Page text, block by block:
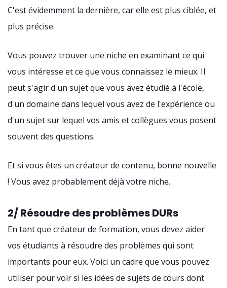
C'est évidemment la dernière, car elle est plus ciblée, et
plus précise.
Vous pouvez trouver une niche en examinant ce qui
vous intéresse et ce que vous connaissez le mieux. Il
peut s'agir d'un sujet que vous avez étudié à l'école,
d'un domaine dans lequel vous avez de l'expérience ou
d'un sujet sur lequel vos amis et collègues vous posent
souvent des questions.
Et si vous êtes un créateur de contenu, bonne nouvelle
! Vous avez probablement déjà votre niche.
2/ Résoudre des problèmes DURs
En tant que créateur de formation, vous devez aider
vos étudiants à résoudre des problèmes qui sont
importants pour eux. Voici un cadre que vous pouvez
utiliser pour voir si les idées de sujets de cours dont